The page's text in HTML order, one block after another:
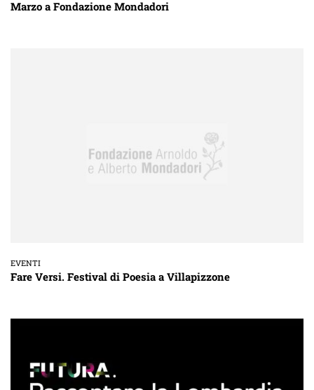
Marzo a Fondazione Mondadori
EVENTI
Fare Versi. Festival di Poesia a Villapizzone